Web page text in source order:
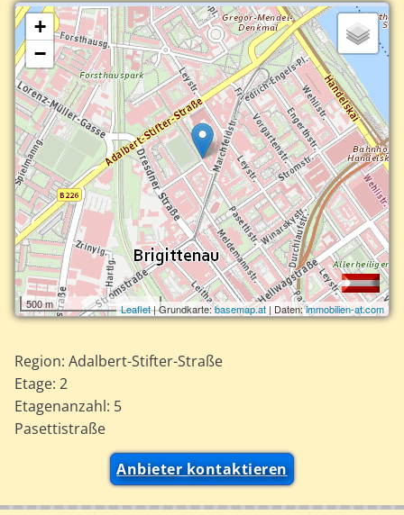
+
−
500 m Leaflet| Grundkarte:basemap.at| Daten:immobilien-at.com
Region: Adalbert-Stifter-Straße
Etage: 2
Etagenanzahl: 5
Pasettistraße
Anbieter kontaktieren